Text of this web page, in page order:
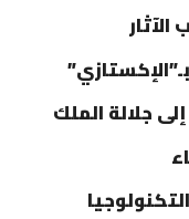
جلالة الملك